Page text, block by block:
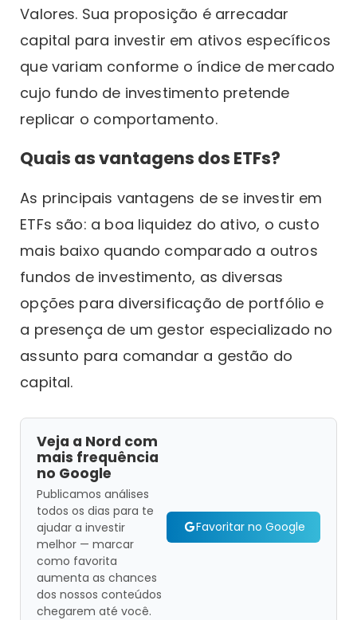
Valores. Sua proposição é arrecadar
capital para investir em ativos específicos
que variam conforme o índice de mercado
cujo fundo de investimento pretende
replicar o comportamento.
Quais as vantagens dos ETFs?
As principais vantagens de se investir em
ETFs são: a boa liquidez do ativo, o custo
mais baixo quando comparado a outros
fundos de investimento, as diversas
opções para diversificação de portfólio e
a presença de um gestor especializado no
assunto para comandar a gestão do
capital.
Veja a Nord com
mais frequência
no Google
Publicamos análises
todos os dias para te
ajudar a investir
melhor — marcar
como favorita
aumenta as chances
dos nossos conteúdos
chegarem até você.
Favoritar no Google